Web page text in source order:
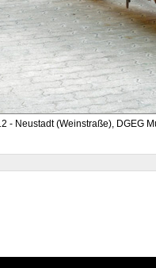
- Neustadt (Weinstraße), DGEG